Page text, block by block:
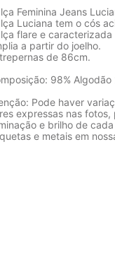
Feminina Jeans
Luciana tem o cós
flare e
a partir do joelho.
de 86cm.
98% Algodão
Pode haver
expressas nas
e brilho de
e metais em